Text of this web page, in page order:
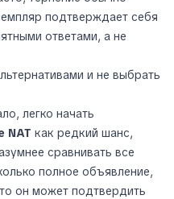
подтверждает себя
ответами, а не
и не выбрать
легко начать
NAT как редкий шанс,
сравнивать все
полное объявление,
он может подтвердить